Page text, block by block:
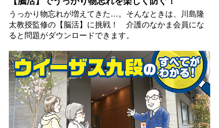
うっかり物忘れが増えてきた…。そんなときは、川島隆
太教授監修の【脳活】に挑戦！ 介護のなかま会員にな
ると問題がダウンロードできます。